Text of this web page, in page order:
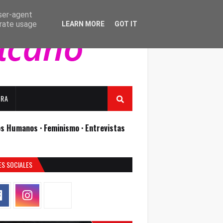
Humanos · Feminismo · Entrevistas
SOCIALES
agent
usage
LEARN MORE GOT IT